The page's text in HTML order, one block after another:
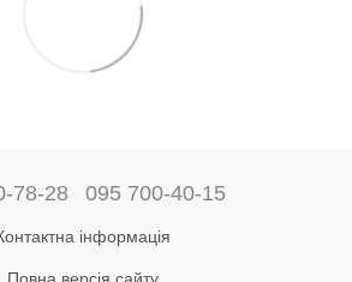
78-28 095 700-40-15
інформація
Повна версія сайту